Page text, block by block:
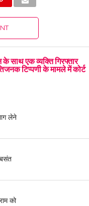
साथ एक व्यक्ति गिरफ्तार
टिप्पणी के मामले में कोर्ट
लेने
को